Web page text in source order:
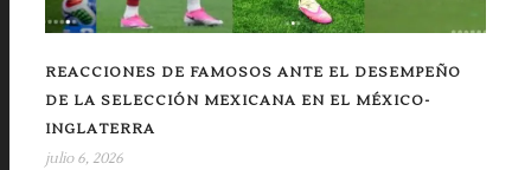
REACCIONES DE FAMOSOS ANTE EL DESEMPEÑO
DE LA SELECCIÓN MEXICANA EN EL MÉXICO-
INGLATERRA
julio 6, 2026